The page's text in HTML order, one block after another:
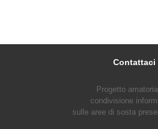
Contattaci
Progetto
condivisione
sulle aree di sosta